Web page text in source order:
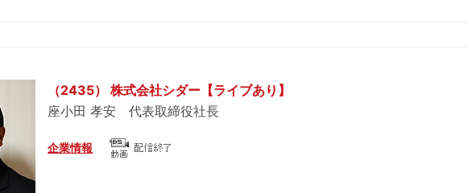
（2435） 株式会社シダー【ライブあり】
座小田 孝安 代表取締役社長
企業情報